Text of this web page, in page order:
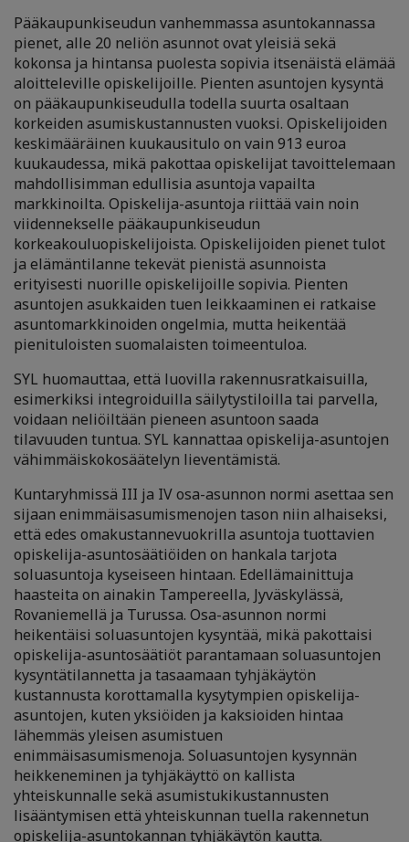
Pääkaupunkiseudun vanhemmassa asuntokannassa
pienet, alle 20 neliön asunnot ovat yleisiä sekä
kokonsa ja hintansa puolesta sopivia itsenäistä elämää
aloitteleville opiskelijoille. Pienten asuntojen kysyntä
on pääkaupunkiseudulla todella suurta osaltaan
korkeiden asumiskustannusten vuoksi. Opiskelijoiden
keskimääräinen kuukausitulo on vain 913 euroa
kuukaudessa, mikä pakottaa opiskelijat tavoittelemaan
mahdollisimman edullisia asuntoja vapailta
markkinoilta. Opiskelija-asuntoja riittää vain noin
viidennekselle pääkaupunkiseudun
korkeakouluopiskelijoista. Opiskelijoiden pienet tulot
ja elämäntilanne tekevät pienistä asunnoista
erityisesti nuorille opiskelijoille sopivia. Pienten
asuntojen asukkaiden tuen leikkaaminen ei ratkaise
asuntomarkkinoiden ongelmia, mutta heikentää
pienituloisten suomalaisten toimeentuloa.
SYL huomauttaa, että luovilla rakennusratkaisuilla,
esimerkiksi integroiduilla säilytystiloilla tai parvella,
voidaan neliöiltään pieneen asuntoon saada
tilavuuden tuntua. SYL kannattaa opiskelija-asuntojen
vähimmäiskokosäätelyn lieventämistä.
Kuntaryhmissä III ja IV osa-asunnon normi asettaa sen
sijaan enimmäisasumismenojen tason niin alhaiseksi,
että edes omakustannevuokrilla asuntoja tuottavien
opiskelija-asuntosäätiöiden on hankala tarjota
soluasuntoja kyseiseen hintaan. Edellämainittuja
haasteita on ainakin Tampereella, Jyväskylässä,
Rovaniemellä ja Turussa. Osa-asunnon normi
heikentäisi soluasuntojen kysyntää, mikä pakottaisi
opiskelija-asuntosäätiöt parantamaan soluasuntojen
kysyntätilannetta ja tasaamaan tyhjäkäytön
kustannusta korottamalla kysytympien opiskelija-
asuntojen, kuten yksiöiden ja kaksioiden hintaa
lähemmäs yleisen asumistuen
enimmäisasumismenoja. Soluasuntojen kysynnän
heikkeneminen ja tyhjäkäyttö on kallista
yhteiskunnalle sekä asumistukikustannusten
lisääntymisen että yhteiskunnan tuella rakennetun
opiskelija-asuntokannan tyhjäkäytön kautta.